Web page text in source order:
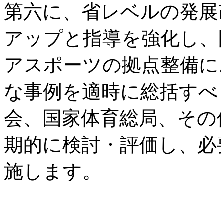
第六に、省レベルの発
アップと指導を強化し
アスポーツの拠点整備
な事例を適時に総括す
会、国家体育総局、そ
期的に検討・評価し、
施します。